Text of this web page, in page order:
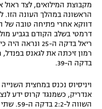
תקנון פעילות ספורט 1
רשיון להקרנה פומבית
הצטרפות לחבילת הערוצים
לוח דרושים – ג'ובנט
תגיות
מקבוצת המילואים, לצד
הראשונה במהלך העונה הזו.
דווקא אחרי פתיחה טובה
דרמטי בשלב הקודם בגביע
ריאל בדקה ה-25
רמון זיכתה את לגאנס בפנדל,
בדקה ה-39.
ויניסיוס נכנס במחצית
אנדריק, כשמנגד קרוס ידע
השווה